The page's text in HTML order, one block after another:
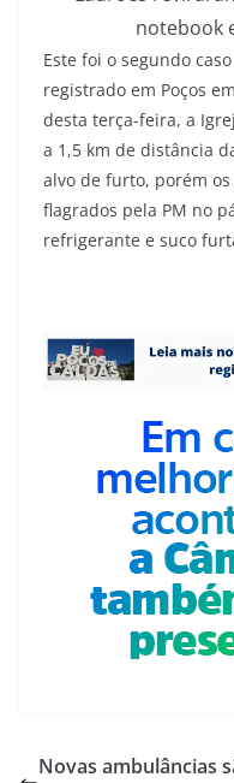
notebook
Este foi o segundo
registrado em Poços
desta terça-feira, a
a 1,5 km de distância
alvo de furto, porém
flagrados pela PM no
refrigerante e suco
Novas ambulâncias